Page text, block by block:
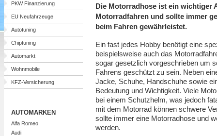
PKW Finanzierung
EU Neufahrzeuge
Autotuning
Chiptuning
Automarkt
Wohnmobile
KFZ-Versicherung
AUTOMARKEN
Alfa Romeo
Audi
Die Motorradhose ist ein wichtiger
Motorradfahren und sollte immer
beim Fahren gewährleistet.
Ein fast jedes Hobby benötigt eine
beispielsweise auch das
sogar gesetzlich vorgeschrieben um
Fahrens geschützt zu sein. Neben
Jacke, Schuhe, Handschuhe sowie
Bedeutung und Wichtigkeit. Viele
bei einem Schutzhelm, was jedoch
mit dem Motorrad können schwere
sollte immer eine Motorradhose und
werden.